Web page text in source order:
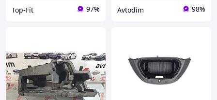
Top-Fit 97% Avtodim 98%